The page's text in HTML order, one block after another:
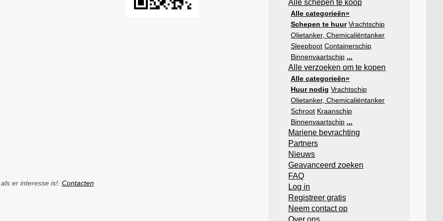
er interesse is!: Contacten
Alle schepen te koop
Alle categorieën»
Schepen te huur Vrachtschip
Olietanker, Chemicaliëntanker
Sleepboot Containerschip
Binnenvaartschip ...
Alle verzoeken om te kopen
Alle categorieën»
Huur nodig Vrachtschip
Olietanker, Chemicaliëntanker
Schroot Kraanschip
Binnenvaartschip ...
Mariene bevrachting
Partners
Nieuws
Geavanceerd zoeken
FAQ
Log in
Registreer gratis
Neem contact op
Over ons